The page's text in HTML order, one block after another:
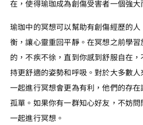
在，使得瑜珈成為創傷受害者一個強大
瑜珈中的冥想可以幫助有創傷經歷的
衡，讓心靈重回平靜。在冥想之前學
的，不疾不徐，直到你感到舒服自在
持更舒適的姿勢和呼吸。對於大多數
一起進行冥想會更為有利，他們的存
孤單。如果你有一群知心好友，不妨
一起進行冥想。